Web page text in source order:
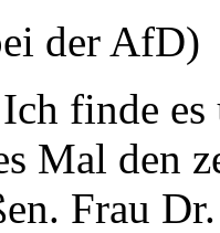
der AfD)
finde
Mal den
Frau